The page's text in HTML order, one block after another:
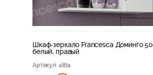
Шкаф-зеркало Francesca Доминго 50
белый, правый
Артикул: 4874